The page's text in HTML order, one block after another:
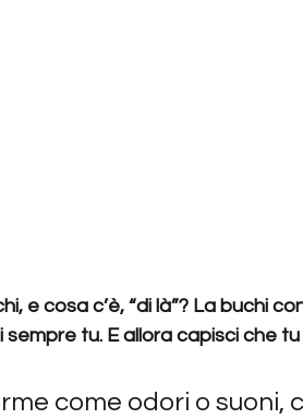
e cosa c’è, “di là”? La buchi
sempre tu. E allora capisci che
come odori o suoni,